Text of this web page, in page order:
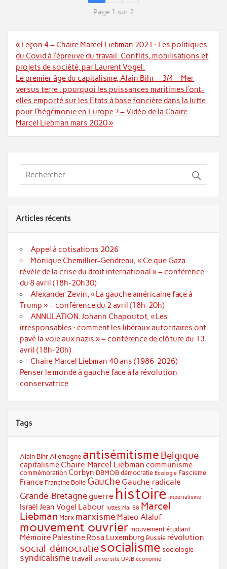
Page 1 sur 2
Navigation
de
l’article
« Leçon 4 – Chaire Marcel Liebman 2021 : Les politiques
du Covid à l’épreuve du travail. Conflits, mobilisations et
projets de société, par Laurent Vogel.
Le premier âge du capitalisme, Alain Bihr – 3/4 – Mer
versus terre : pourquoi les puissances maritimes l’ont-
elles emporté sur les Etats à base foncière dans la lutte
pour l’hégémonie en Europe ? – Vidéo de la Chaire
Marcel Liebman mars 2020 »
Articles récents
Appel à cotisations 2026
Monique Chemillier-Gendreau, « Ce que Gaza
révèle de la crise du droit international » – conférence
du 8 avril (18h-20h30)
Alexander Zevin, « La gauche américaine face à
Trump » – conférence du 2 avril (18h-20h)
ANNULATION. Johann Chapoutot, « Les
irresponsables : comment les libéraux autoritaires ont
pavé la voie aux nazis » – conférence de clôture du 13
avril (18h-20h)
Chaire Marcel Liebman 40 ans (1986-2026) –
Penser le monde à gauche face à la révolution
conservatrice
Tags
Alain Bihr Allemagne antisémitisme Belgique
capitalisme Chaire Marcel Liebman communisme
commémoration Corbyn DBMOB démocratie Ecologie Fascisme
France Francine Bolle Gauche Gauche radicale
Grande-Bretagne guerre histoire impérialisme
Israël Jean Vogel Labour luttes Mai 68 Marcel
Liebman Marx marxisme Mateo Alaluf
mouvement ouvrier mouvement étudiant
Mémoire Palestine Rosa Luxemburg Russie révolution
social-démocratiesocialisme sociologie
syndicalismetravail université UPJB économie